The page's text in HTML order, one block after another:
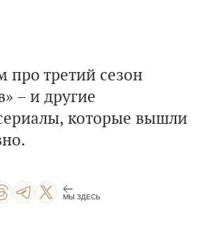
про третий сезон
– и другие
которые вышли
МЫ ЗДЕСЬ